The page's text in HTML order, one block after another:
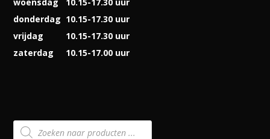
donderdag 10.15-17.30 uur
vrijdag
10.15-17.30 uur
zaterdag
10.15-17.00 uur
Producten
zoeken